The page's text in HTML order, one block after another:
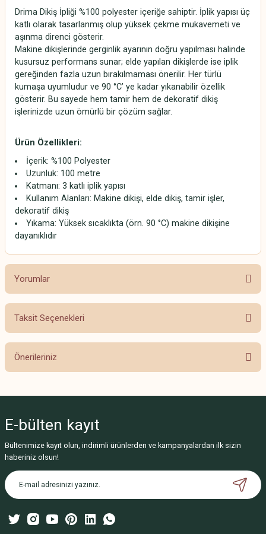
Drima Dikiş İpliği %100 polyester içeriğe sahiptir. İplik yapısı üç
katlı olarak tasarlanmış olup yüksek çekme mukavemeti ve
aşınma direnci gösterir.
Makine dikişlerinde gerginlik ayarının doğru yapılması halinde
kusursuz performans sunar; elde yapılan dikişlerde ise iplik
gereğinden fazla uzun bırakılmaması önerilir. Her türlü
kumaşa uyumludur ve 90 °C’ ye kadar yıkanabilir özellik
gösterir. Bu sayede hem tamir hem de dekoratif dikiş
işlerinizde uzun ömürlü bir çözüm sağlar.
Ürün Özellikleri:
İçerik: %100 Polyester
Uzunluk: 100 metre
Katmanı: 3 katlı iplik yapısı
Kullanım Alanları: Makine dikişi, elde dikiş, tamir işler,
dekoratif dikiş
Yıkama: Yüksek sıcaklıkta (örn. 90 °C) makine dikişine
dayanıklıdır
Yorumlar
Bu ürüne ilk yorumu siz yapın!
Taksit Seçenekleri
Önerileriniz
Görüş ve önerileriniz için teşekkür ederiz.
Ürün resmi kalitesiz, bozuk veya görüntülenemiyor.
Ürün açıklamasında eksik bilgiler bulunuyor.
Ürün bilgilerinde hatalar bulunuyor.
Bu ürüne benzer farklı alternatifler olmalı.
E-bülten kayıt
Bültenimize kayıt olun, indirimli ürünlerden ve kampanyalardan ilk sizin
haberiniz olsun!